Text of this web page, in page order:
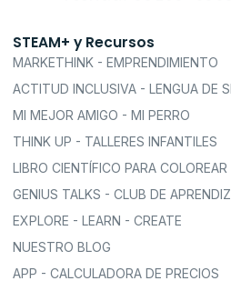
STEAM+ y Recursos
MARKETHINK - EMPRENDIMIENTO
ACTITUD INCLUSIVA - LENGUA DE
MI MEJOR AMIGO - MI PERRO
THINK UP - TALLERES INFANTILES
LIBRO CIENTÍFICO PARA COLOREAR
GENIUS TALKS - CLUB DE
EXPLORE - LEARN - CREATE
NUESTRO BLOG
APP - CALCULADORA DE PRECIOS